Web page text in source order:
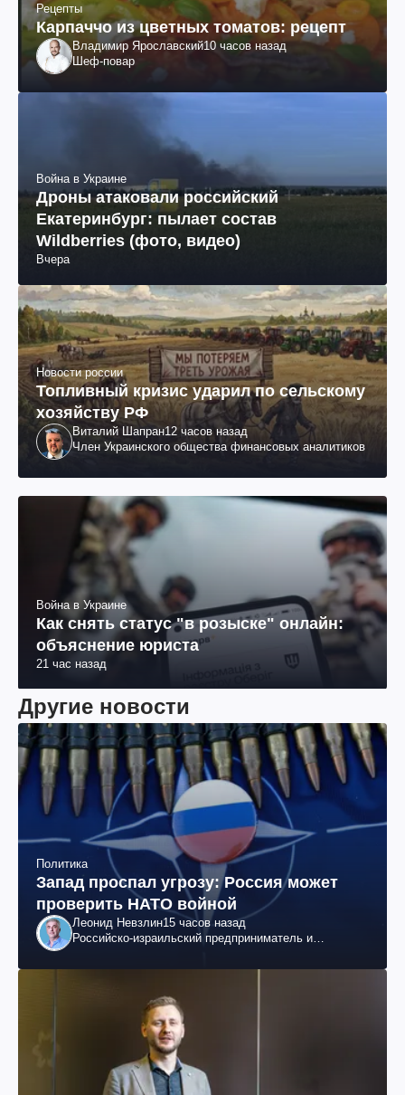
Рецепты
Карпаччо из цветных томатов: рецепт
Владимир Ярославский10 часов назад
Шеф-повар
Война в Украине
Дроны атаковали российский
Екатеринбург: пылает состав
Wildberries (фото, видео)
Вчера
Новости россии
Топливный кризис ударил по сельскому
хозяйству РФ
Виталий Шапран12 часов назад
Член Украинского общества финансовых аналитиков
Война в Украине
Как снять статус "в розыске" онлайн:
объяснение юриста
21 час назад
Другие новости
Политика
Запад проспал угрозу: Россия может
проверить НАТО войной
Леонид Невзлин15 часов назад
Российско-израильский предприниматель и
"ЮКОСа"